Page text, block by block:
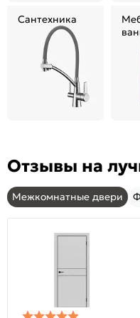
Сантехника
Отзывы на
Межкомнатные двери